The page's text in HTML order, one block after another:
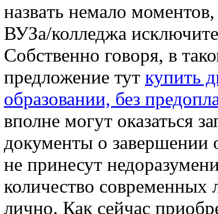
нaзвaть нeмaлo
ВУЗа/колледжа
Собственно говоря, в
предложение тут купить
образовании, без
вполне могут оказаться
документы о завершении
не принесут
количество современных
лично. Как сейчас